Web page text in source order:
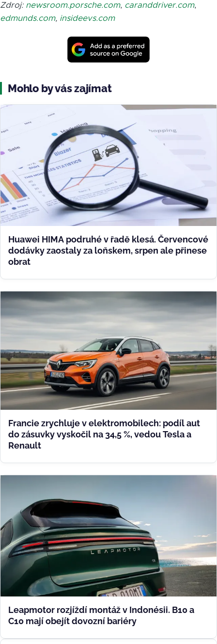
Zdroj: newsroom.porsche.com, caranddriver.com,
edmunds.com, insideevs.com
Mohlo by vás zajímat
Huawei HIMA podruhé v řadě klesá. Červencové
dodávky zaostaly za loňskem, srpen ale přinese
obrat
Francie zrychluje v elektromobilech: podíl aut
do zásuvky vyskočil na 34,5 %, vedou Tesla a
Renault
Leapmotor rozjíždí montáž v Indonésii. B10 a
C10 mají obejít dovozní bariéry